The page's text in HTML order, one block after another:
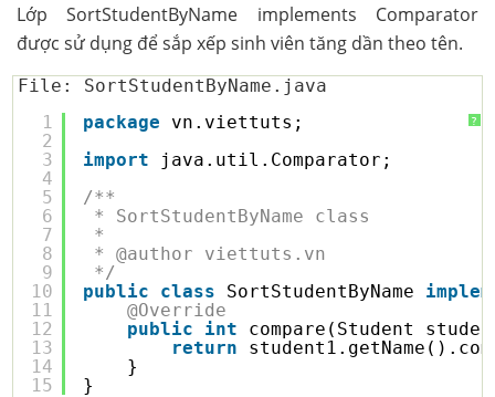
Lớp SortStudentByName implements Comparator
được sử dụng để sắp xếp sinh viên tăng dần theo tên.
File: SortStudentByName.java
?
1
2
3
4
5
6
7
8
9
10
11
12
13
14
15
package
vn.viettuts;
import
java.util.Comparator;
/**
* SortStudentByName class
*
* @author viettuts.vn
*/
public
class SortStudentByName
@Override
public
int
compare(Student
return
}
}